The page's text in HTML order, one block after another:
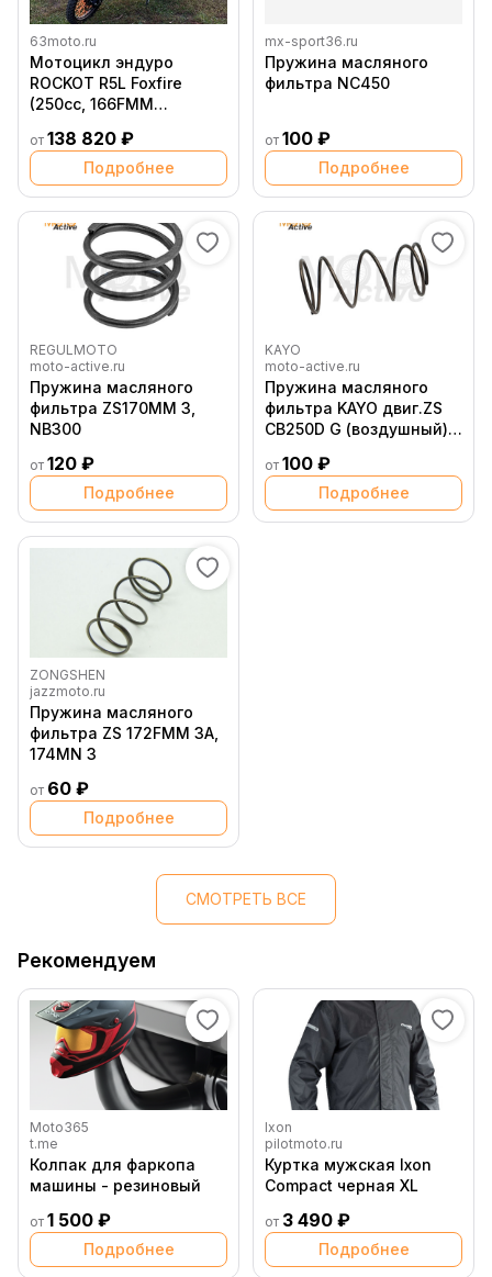
63moto.ru
Мотоцикл эндуро
ROCKOT R5L Foxfire
(250cc, 166FMM
от 138 820 ₽
Подробнее
mx-sport36.ru
Пружина масляного
фильтра NC450
от 100 ₽
Подробнее
REGULMOTO
moto-active.ru
Пружина масляного
фильтра ZS170MM 3,
NB300
от 120 ₽
Подробнее
KAYO
moto-active.ru
Пружина масляного
фильтра KAYO двиг.ZS
CB250D G (воздушный)
от 100 ₽
Подробнее
ZONGSHEN
jazzmoto.ru
Пружина масляного
фильтра ZS 172FMM 3A,
174MN 3
от 60 ₽
Подробнее
СМОТРЕТЬ ВСЕ
Рекомендуем
Moto365
t.me
Колпак для фаркопа
машины - резиновый
от 1 500 ₽
Подробнее
Ixon
pilotmoto.ru
Куртка мужская Ixon
Compact черная XL
от 3 490 ₽
Подробнее